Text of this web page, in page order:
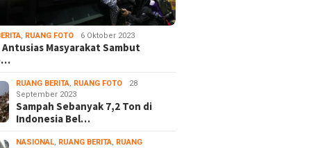
, RUANG FOTO 6 Oktober 2023
Masyarakat Sambut
RUANG BERITA, RUANG FOTO
28
September 2023
Sampah Sebanyak 7,2 Ton di
Indonesia Bel…
NASIONAL, RUANG BERITA, RUANG